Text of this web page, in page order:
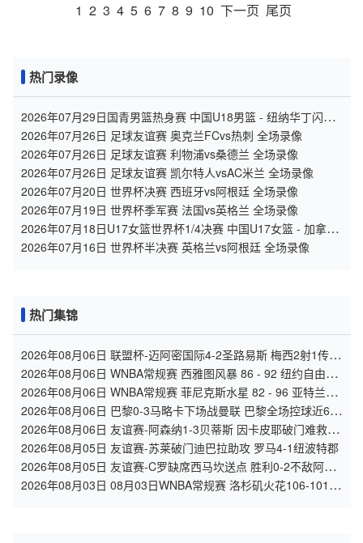
1 2 3 4 5 6 7 8 9 10 下一页 尾页
热门录像
2026年07月29日国青男篮热身赛 中国U18男篮 - 纽纳华丁闪电
队 全场录像
2026年07月26日 足球友谊赛 奥克兰FCvs热刺 全场录像
2026年07月26日 足球友谊赛 利物浦vs桑德兰 全场录像
2026年07月26日 足球友谊赛 凯尔特人vsAC米兰 全场录像
2026年07月20日 世界杯决赛 西班牙vs阿根廷 全场录像
2026年07月19日 世界杯季军赛 法国vs英格兰 全场录像
2026年07月18日U17女篮世界杯1/4决赛 中国U17女篮 - 加拿大
U17女篮 录像
2026年07月16日 世界杯半决赛 英格兰vs阿根廷 全场录像
热门集锦
2026年08月06日 联盟杯-迈阿密国际4-2圣路易斯 梅西2射1传
阿伦助攻戴帽
2026年08月06日 WNBA常规赛 西雅图风暴 86 - 92 纽约自由人
全场集锦
2026年08月06日 WNBA常规赛 菲尼克斯水星 82 - 96 亚特兰大
梦想 全场集锦
2026年08月06日 巴黎0-3马略卡下场战曼联 巴黎全场控球近6成
+8射3正未果
2026年08月06日 友谊赛-阿森纳1-3贝蒂斯 因卡皮耶破门难救主
福纳尔斯1射2传
2026年08月05日 友谊赛-苏莱破门迪巴拉助攻 罗马4-1纽波特郡
2026年08月05日 友谊赛-C罗缺席西马坎送点 胜利0-2不敌阿尔
梅里亚
2026年08月03日 08月03日WNBA常规赛 洛杉矶火花106-101波